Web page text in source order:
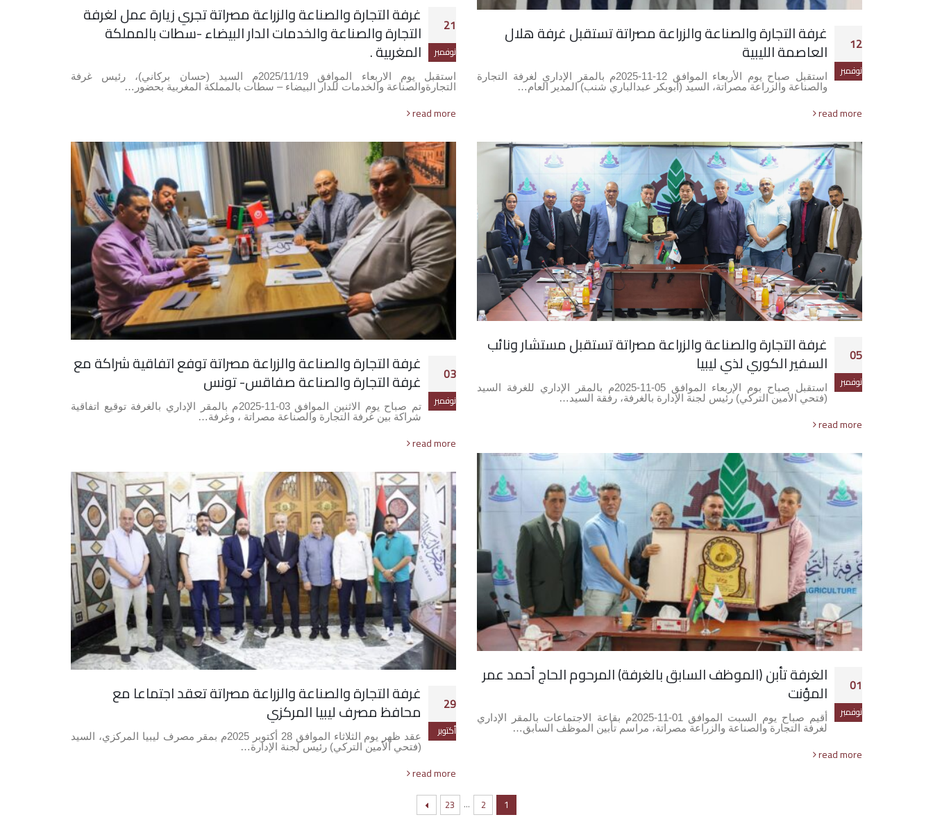
21
نوفمبر
غرفة التجارة والصناعة والزراعة مصراتة تجري زيارة عمل لغرفة
التجارة والصناعة والخدمات الدار البيضاء -سطات بالمملكة
المغربية .
استقبل يوم الاربعاء الموافق 2025/11/19م السيد (حسان بركاني)، رئيس غرفة
التجارةوالصناعة والخدمات للدار البيضاء – سطات بالمملكة المغربية بحضور…
read more
12
نوفمبر
غرفة التجارة والصناعة والزراعة مصراتة تستقبل غرفة هلال
العاصمة الليبية
استقبل صباح يوم الأربعاء الموافق 12-11-2025م بالمقر الإداري لغرفة التجارة
والصناعة والزراعة مصراتة، السيد (أبوبكر عبدالباري شنب) المدير العام…
read more
05
نوفمبر
غرفة التجارة والصناعة والزراعة مصراتة تستقبل مستشار ونائب
السفير الكوري لذي ليبيا
استقبل صباح بوم الإربعاء الموافق 05-11-2025م بالمقر الإداري للغرفة السيد
(فتحي الأمين التركي) رئيس لجنة الإدارة بالغرفة، رفقة السيد…
read more
03
نوفمبر
غرفة التجارة والصناعة والزراعة مصراتة توفع اتفاقية شراكة مع
غرفة التجارة والصناعة صفاقس- تونس
تم صباح يوم الاثنين الموافق 03-11-2025م بالمقر الإداري بالغرفة توقيع اتفاقية
شراكة بين غرفة التجارة والصناعة مصراتة ، وغرفة…
read more
01
نوفمبر
الغرفة تأبن (الموظف السابق بالغرفة) المرحوم الحاج أحمد عمر
المؤنت
أقيم صباح يوم السبت الموافق 01-11-2025م بقاعة الاجتماعات بالمقر الإداري
لغرفة التجارة والصناعة والزراعة مصراتة، مراسم تأبين الموظف السابق…
read more
29
أكتوبر
غرفة التجارة والصناعة والزراعة مصراتة تعقد اجتماعا مع
محافظ مصرف ليبيا المركزي
عقد ظهر يوم الثلاثاء الموافق 28 أكتوبر 2025م بمقر مصرف ليبيا المركزي، السيد
(فتحي الأمين التركي) رئيس لجنة الإدارة…
read more
1
2
…
23